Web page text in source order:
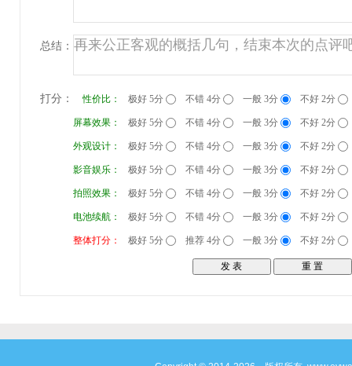
总结：
打分： 性价比： 极好 5分 不错 4分 一般 3分 不好 2分
屏幕效果： 极好 5分 不错 4分 一般 3分 不好 2分
外观设计： 极好 5分 不错 4分 一般 3分 不好 2分
影音娱乐： 极好 5分 不错 4分 一般 3分 不好 2分
拍照效果： 极好 5分 不错 4分 一般 3分 不好 2分
电池续航： 极好 5分 不错 4分 一般 3分 不好 2分
整体打分： 极好 5分 推荐 4分 一般 3分 不好 2分